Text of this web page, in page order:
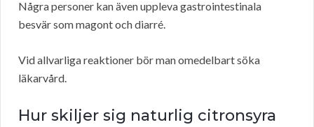
Några personer kan även uppleva gastrointestinala
besvär som magont och diarré.
Vid allvarliga reaktioner bör man omedelbart söka
läkarvård.
Hur skiljer sig naturlig citronsyra